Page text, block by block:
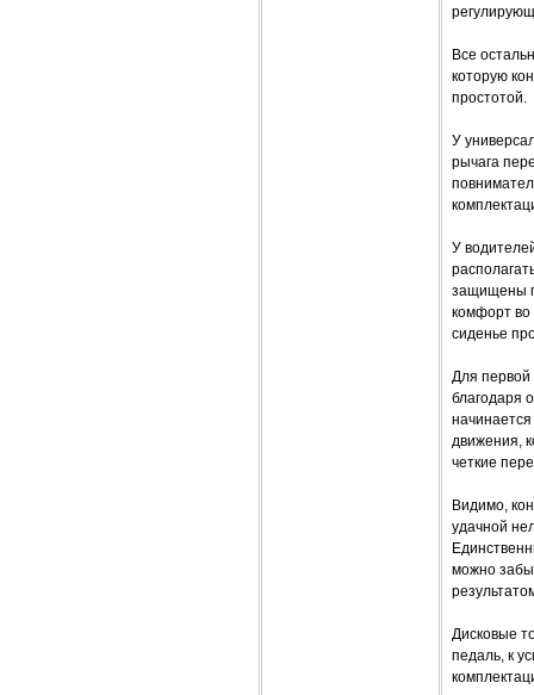
Все
которую
простотой.
У
рычага
У
защищены
комфорт во
сиденье
Для первой
благодаря
движения,
четкие
Видимо,
удачной
можно
Дисковые
педаль, к